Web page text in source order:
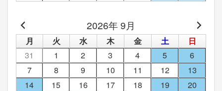
2026年 9月
月 火 水 木 金 土
日
31
1 2 3 4 5
6
7
8 9 10 11 12
13
14
15 16 17 18 19
20